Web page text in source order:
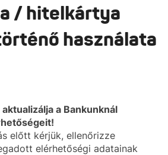
/ hitelkártya
használata
a Bankunknál
előtt kérjük, ellenőrizze
elérhetőségi adatainak